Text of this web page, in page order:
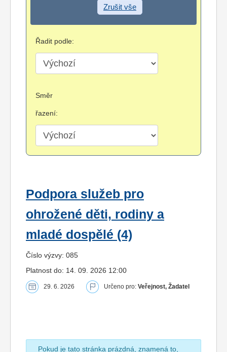
Zrušit vše
Řadit podle:
Směr
řazení:
Podpora služeb pro
ohrožené děti, rodiny a
mladé dospělé (4)
Číslo výzvy: 085
Platnost do: 14. 09. 2026 12:00
29. 6. 2026 Určeno pro: Veřejnost, Žadatel
Pokud je tato stránka prázdná, znamená to,